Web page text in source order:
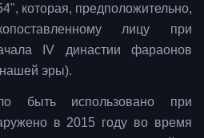
которая, предположительно,
лицу при
IV династии фараонов
эры).
быть использовано при
в 2015 году во время